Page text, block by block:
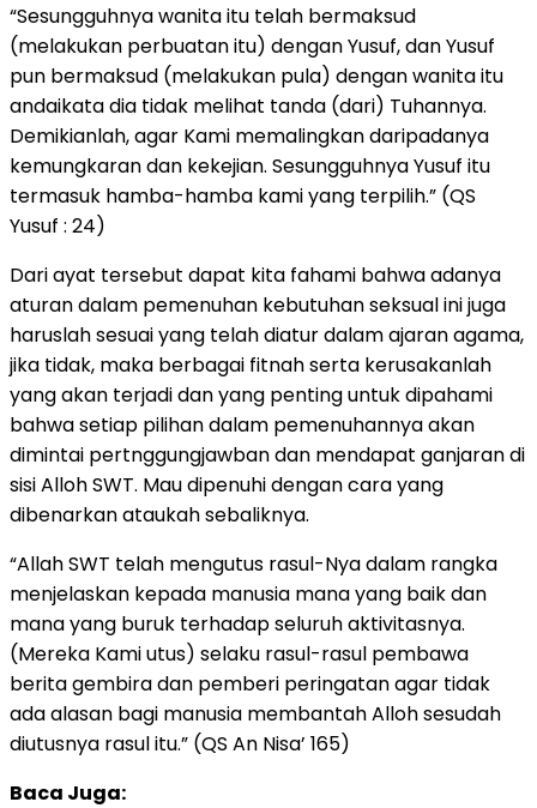
“Sesungguhnya wanita itu telah bermaksud
(melakukan perbuatan itu) dengan Yusuf, dan Yusuf
pun bermaksud (melakukan pula) dengan wanita itu
andaikata dia tidak melihat tanda (dari) Tuhannya.
Demikianlah, agar Kami memalingkan daripadanya
kemungkaran dan kekejian. Sesungguhnya Yusuf itu
termasuk hamba-hamba kami yang terpilih.” (QS
Yusuf : 24)
Dari ayat tersebut dapat kita fahami bahwa adanya
aturan dalam pemenuhan kebutuhan seksual ini juga
haruslah sesuai yang telah diatur dalam ajaran agama,
jika tidak, maka berbagai fitnah serta kerusakanlah
yang akan terjadi dan yang penting untuk dipahami
bahwa setiap pilihan dalam pemenuhannya akan
dimintai pertnggungjawban dan mendapat ganjaran di
sisi Alloh SWT. Mau dipenuhi dengan cara yang
dibenarkan ataukah sebaliknya.
“Allah SWT telah mengutus rasul-Nya dalam rangka
menjelaskan kepada manusia mana yang baik dan
mana yang buruk terhadap seluruh aktivitasnya.
(Mereka Kami utus) selaku rasul-rasul pembawa
berita gembira dan pemberi peringatan agar tidak
ada alasan bagi manusia membantah Alloh sesudah
diutusnya rasul itu.” (QS An Nisa’ 165)
Baca Juga: